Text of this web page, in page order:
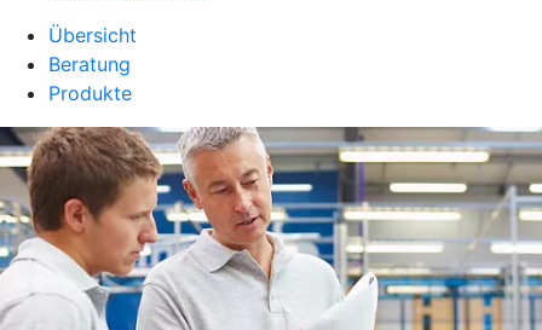
Übersicht
Beratung
Produkte